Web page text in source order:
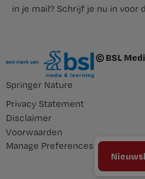
in je mail? Schrijf je nu in voor
© BSL
Springer Nature
Privacy Statement
Disclaimer
Voorwaarden
Manage Preferences